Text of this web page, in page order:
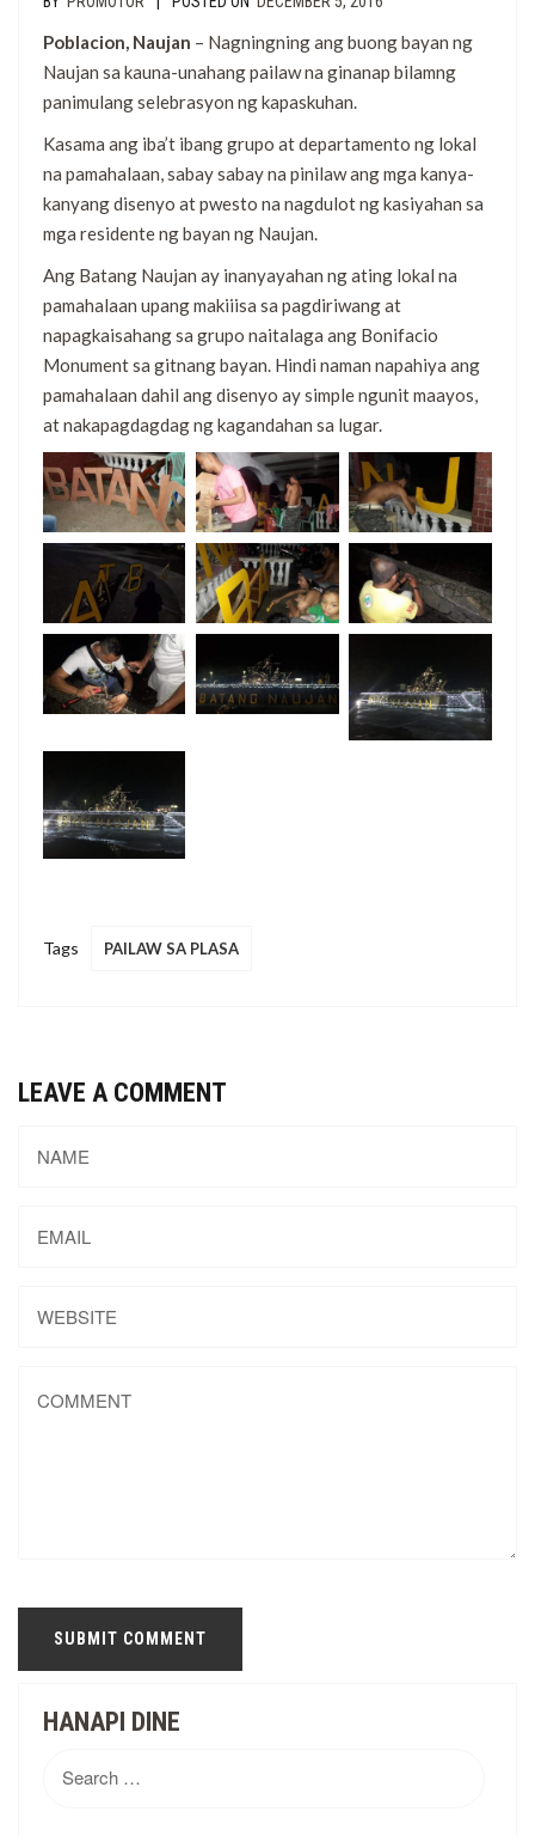
Poblacion, Naujan – Nagningning ang buong bayan ng
Naujan sa kauna-unahang pailaw na ginanap bilamng
panimulang selebrasyon ng kapaskuhan.
Kasama ang iba’t ibang grupo at departamento ng lokal
na pamahalaan, sabay sabay na pinilaw ang mga kanya-
kanyang disenyo at pwesto na nagdulot ng kasiyahan sa
mga residente ng bayan ng Naujan.
Ang Batang Naujan ay inanyayahan ng ating lokal na
pamahalaan upang makiiisa sa pagdiriwang at
napagkaisahang sa grupo naitalaga ang Bonifacio
Monument sa gitnang bayan. Hindi naman napahiya ang
pamahalaan dahil ang disenyo ay simple ngunit maayos,
at nakapagdagdag ng kagandahan sa lugar.
Tags PAILAW SA PLASA
LEAVE A COMMENT
HANAPI DINE
for: